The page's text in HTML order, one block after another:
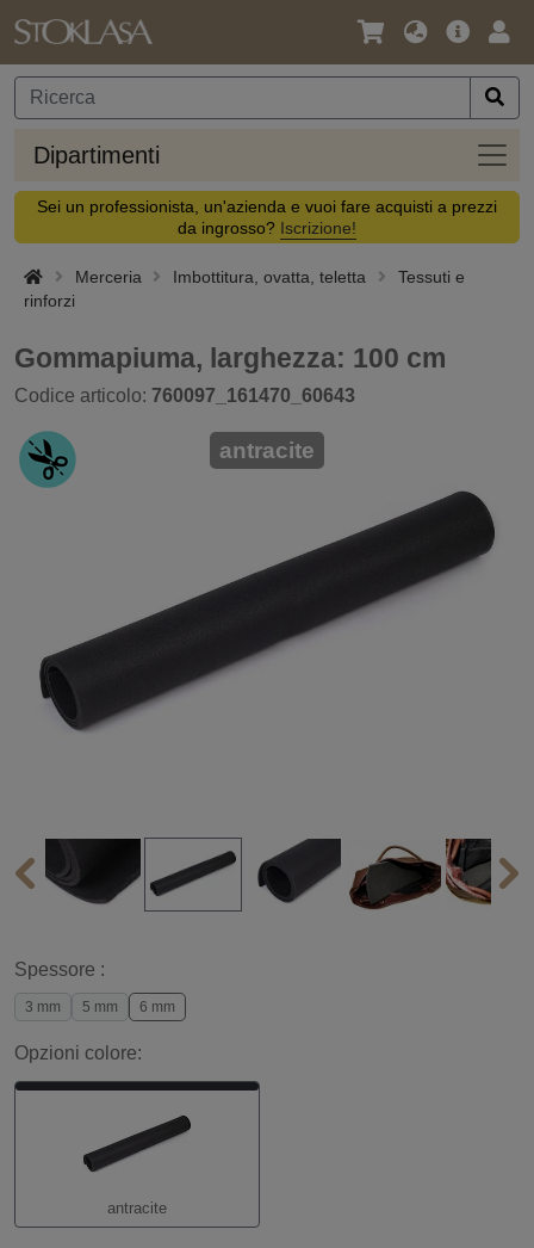
Lingua
Valuta
Offerta
Dipartimenti
Sei un professionista, un'azienda e vuoi fare acquisti a prezzi
da ingrosso? Iscrizione!
Merceria Imbottitura, ovatta, teletta
Tessuti e
rinforzi
Gommapiuma, larghezza: 100 cm
Codice articolo: 760097_161470_60643
antracite
Spessore :
3 mm 5 mm 6 mm
Opzioni colore:
antracite